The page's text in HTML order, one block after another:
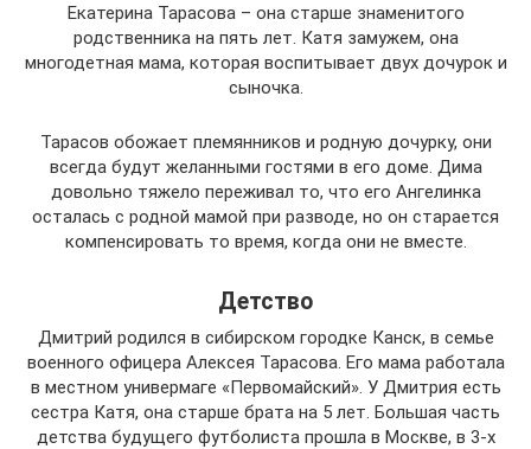
Екатерина Тарасова – она старше знаменитого
родственника на пять лет. Катя замужем, она
многодетная мама, которая воспитывает двух дочурок и
сыночка.
Тарасов обожает племянников и родную дочурку, они
всегда будут желанными гостями в его доме. Дима
довольно тяжело переживал то, что его Ангелинка
осталась с родной мамой при разводе, но он старается
компенсировать то время, когда они не вместе.
Детство
Дмитрий родился в сибирском городке Канск, в семье
военного офицера Алексея Тарасова. Его мама работала
в местном универмаге «Первомайский». У Дмитрия есть
сестра Катя, она старше брата на 5 лет. Большая часть
детства будущего футболиста прошла в Москве, в 3-х